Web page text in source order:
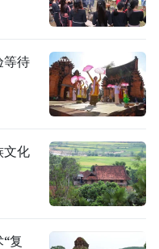
等待
化
复